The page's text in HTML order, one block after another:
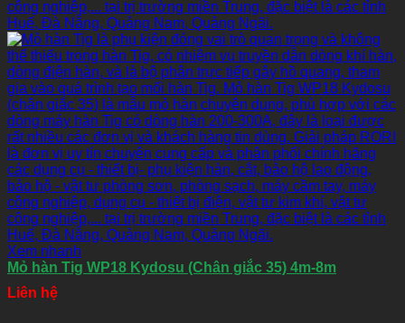
Xem nhanh
Mỏ hàn Tig WP18 Kydosu (Chân giắc 35) 4m-8m
Liên hệ